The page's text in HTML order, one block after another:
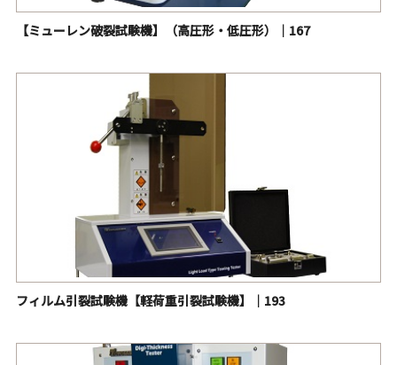
【ミューレン破裂試験機】（高圧形・低圧形）｜167
フィルム引裂試験機【軽荷重引裂試験機】｜193